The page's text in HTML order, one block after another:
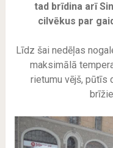
tad brīdina arī
cilvēkus par
Līdz šai nedēļas
maksimālā
rietumu vējš, pūtīs